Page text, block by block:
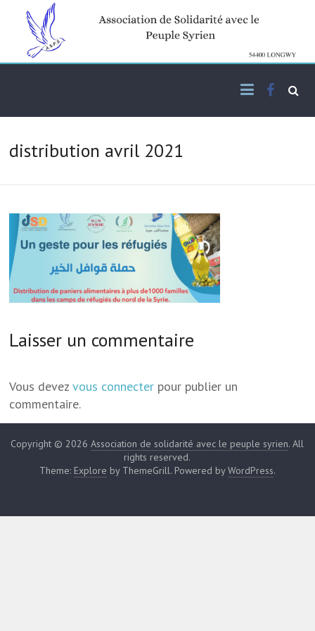
content
Association de solidarité
avec le peuple syrien
distribution avril 2021
Laisser un commentaire
Vous devezvous connecter pour publier un
commentaire.
Copyright © 2026Association de solidarité avec le peuple syrien. All
rights reserved.
Theme: Explore by ThemeGrill. Powered byWordPress.